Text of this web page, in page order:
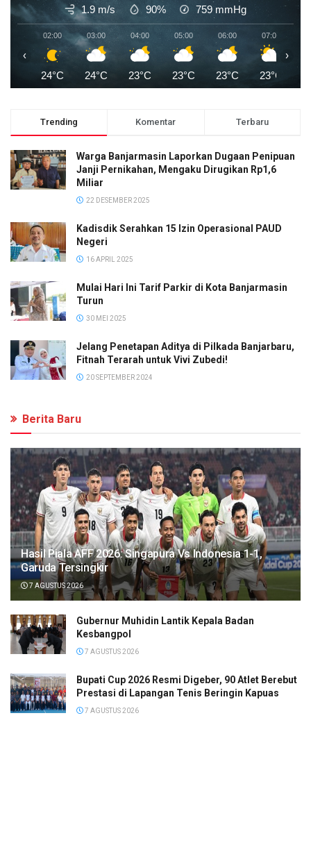
1.9 m/s 90% 759 mmHg
02:00
24°C
03:00
24°C
04:00
23°C
05:00
23°C
06:00
23°C
07:00
23°C
‹ ›
Trending Komentar Terbaru
Warga Banjarmasin Laporkan Dugaan Penipuan
Janji Pernikahan, Mengaku Dirugikan Rp1,6
Miliar
22 DESEMBER 2025
Kadisdik Serahkan 15 Izin Operasional PAUD
Negeri
16 APRIL 2025
Mulai Hari Ini Tarif Parkir di Kota Banjarmasin
Turun
30 MEI 2025
Jelang Penetapan Aditya di Pilkada Banjarbaru,
Fitnah Terarah untuk Vivi Zubedi!
20 SEPTEMBER 2024
Berita Baru
Hasil Piala AFF 2026: Singapura Vs Indonesia 1-1,
Garuda Tersingkir
7 AGUSTUS 2026
Gubernur Muhidin Lantik Kepala Badan
Kesbangpol
7 AGUSTUS 2026
Bupati Cup 2026 Resmi Digeber, 90 Atlet Berebut
Prestasi di Lapangan Tenis Beringin Kapuas
7 AGUSTUS 2026